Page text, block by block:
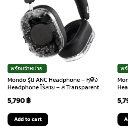
พร้อมจำหน่าย
Mondo รุ่น ANC Headphone – หูฟัง
Headphone ไร้สาย – สี Transparent
5,790฿
Add to cart
พ